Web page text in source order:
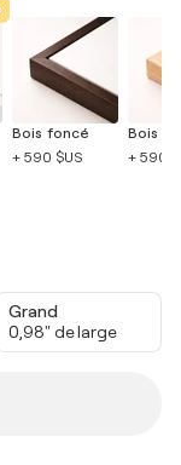
Bois foncé
+ 590 $US
Bois
+ 590
Grand
0,98" de large